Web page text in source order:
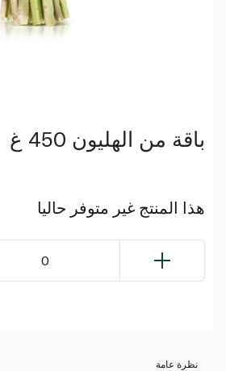
باقة من الهليون 450 غ
هذا المنتج غير متوفر حاليا
0
نظرة عامة